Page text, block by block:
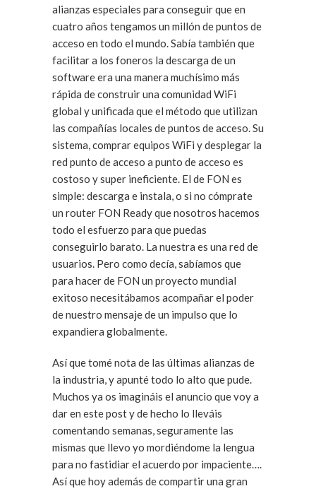
alianzas especiales para conseguir que en
cuatro años tengamos un millón de puntos de
acceso en todo el mundo. Sabía también que
facilitar a los foneros la descarga de un
software era una manera muchísimo más
rápida de construir una comunidad WiFi
global y unificada que el método que utilizan
las compañías locales de puntos de acceso. Su
sistema, comprar equipos WiFi y desplegar la
red punto de acceso a punto de acceso es
costoso y super ineficiente. El de FON es
simple: descarga e instala, o si no cómprate
un router FON Ready que nosotros hacemos
todo el esfuerzo para que puedas
conseguirlo barato. La nuestra es una red de
usuarios. Pero como decía, sabíamos que
para hacer de FON un proyecto mundial
exitoso necesitábamos acompañar el poder
de nuestro mensaje de un impulso que lo
expandiera globalmente.
Así que tomé nota de las últimas alianzas de
la industria, y apunté todo lo alto que pude.
Muchos ya os imagináis el anuncio que voy a
dar en este post y de hecho lo lleváis
comentando semanas, seguramente las
mismas que llevo yo mordiéndome la lengua
para no fastidiar el acuerdo por impaciente….
Así que hoy además de compartir una gran